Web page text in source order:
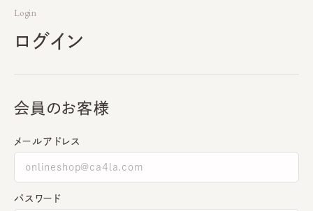
Login
ログイン
会員のお客様
メールアドレス
パスワード